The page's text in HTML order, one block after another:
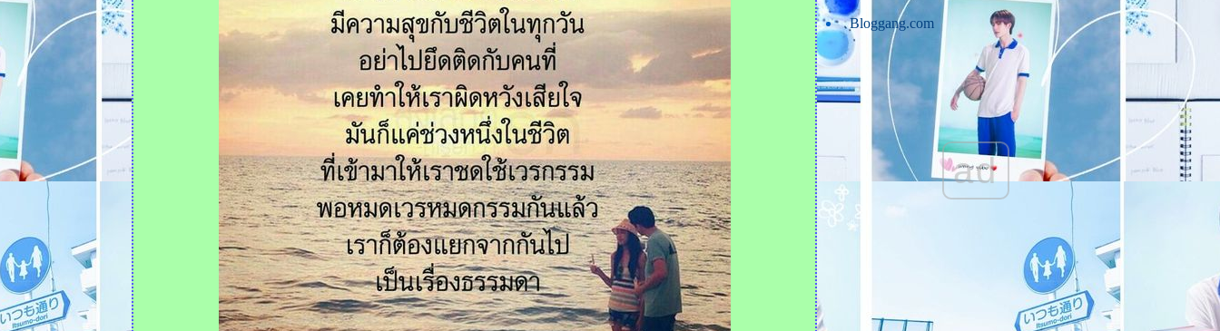
ธรรมะที่แม่บันทึก (22)
Quotes คำคม (32)
ธรรมะที่แม่บันทึก (21)
ธรรมะที่แม่บันทึก (20)
ธรรมะที่แม่บันทึก (19)
ธรรมะที่แม่บันทึก (18)
เป็นตัวของตัวเอง
ขอบคุณ 'รอยยิ้มของเธอ'
Quotes คำคม (28)
Bloggang.com
ad